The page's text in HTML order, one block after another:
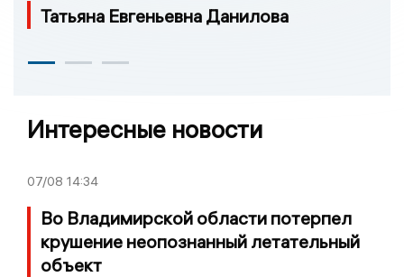
Татьяна Евгеньевна Данилова
Интересные новости
07/08 14:34
Во Владимирской области потерпел
крушение неопознанный летательный
объект